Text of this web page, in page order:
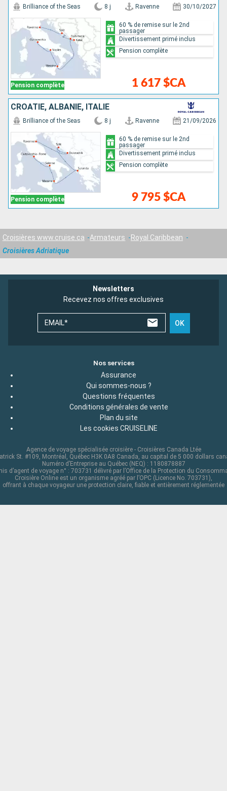
Pension complète
Brilliance of the Seas 8 j Ravenne 30/10/2027
1 617 $CA
60 % de remise sur le 2nd
passager
Divertissement primé inclus
Pension complète
CROATIE, ALBANIE, ITALIE
Pension complète
Brilliance of the Seas 8 j Ravenne 21/09/2026
9 795 $CA
60 % de remise sur le 2nd
passager
Divertissement primé inclus
Pension complète
Croisières www.cruise.ca Armateurs
Royal Caribbean
Croisières Adriatique
Newsletters
Recevez nos offres exclusives
EMAIL* OK
Nos services
Assurance
Qui sommes-nous ?
Questions fréquentes
Conditions générales de vente
Plan du site
Les cookies CRUISELINE
Agence de voyage spécialisée croisière - Croisières Canada Ltée
St. #109, Montréal, Québec H3K 0A8 Canada, au capital de 5 000 dollars
Numéro d’Entreprise au Québec (NEQ) : 1180878887
d’agent de voyage n° : 703731 délivré par l’Office de la Protection du
Croisière Online est un organisme agréé par l’OPC (Licence No. 703731),
offrant à chaque voyageur une protection claire, fiable et entièrement réglementée